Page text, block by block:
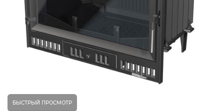
БЫСТРЫЙ ПРОСМОТР